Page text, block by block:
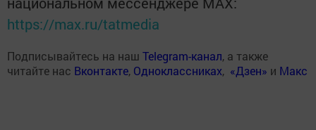
https://max.ru/tatmedia
Подписывайтесь на наш Telegram-канал, а также
читайте нас Вконтакте, Одноклассниках, «Дзен» и Макс